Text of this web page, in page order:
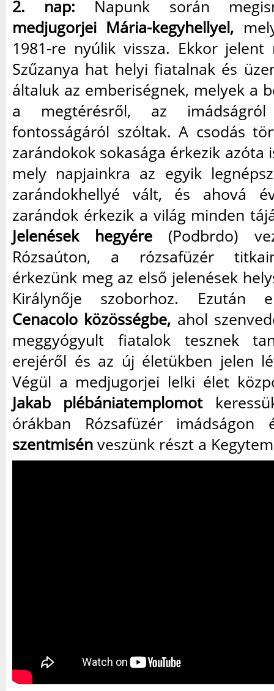
2. nap: Napunk során
medjugorjei Mária-kegyhellyel,
1981-re nyúlik vissza. Ekkor
Szűzanya hat helyi fiatalnak és
általuk az emberiségnek, melyek a
a megtérésről, az
fontosságáról szóltak. A csodás
zarándokok sokasága érkezik azóta
mely napjainkra az egyik
zarándokhellyé vált, és ahová
zarándok érkezik a világ minden
Jelenések hegyére (Podbrdo)
Rózsaúton, a rózsafüzér
érkezünk meg az első jelenések
Királynője szoborhoz. Ezután
Cenacolo közösségbe, ahol
meggyógyult fiatalok tesznek
erejéről és az új életükben jelen
Végül a medjugorjei lelki élet
Jakab plébániatemplomot
órákban Rózsafüzér
szentmisén veszünk részt a